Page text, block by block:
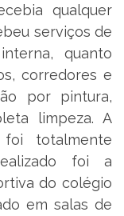
qualquer
serviços de
quanto
corredores e
por pintura,
limpeza. A
totalmente
foi a
do colégio
em salas de